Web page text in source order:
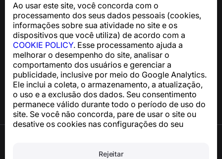
Ao usar este site, você concorda com o
processamento dos seus dados pessoais (cookies,
informações sobre sua atividade no site e os
dispositivos que você utiliza) de acordo com a
COOKIE POLICY. Esse processamento ajuda a
melhorar o desempenho do site, analisar o
comportamento dos usuários e gerenciar a
publicidade, inclusive por meio do Google Analytics.
Ele inclui a coleta, o armazenamento, a atualização,
o uso e a exclusão dos dados. Seu consentimento
permanece válido durante todo o período de uso do
site. Se você não concorda, pare de usar o site ou
desative os cookies nas configurações do seu
Rejeitar
Para dúvidas sobre conformidade com a GDPR:
support@numbuster.com
Central de Ajuda
Notícias e Artigos
Sobre o projeto
Contatos